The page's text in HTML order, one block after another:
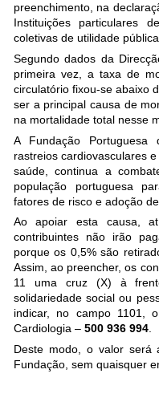
preenchimento, na
Instituições particulares
coletivas de utilidade
Segundo dados da
primeira vez, a taxa de
circulatório fixou-se abaixo
ser a principal causa de
na mortalidade total nesse
A Fundação Portuguesa
rastreios cardiovasculares
saúde, continua a
população portuguesa
fatores de risco e adoção
Ao apoiar esta causa,
contribuintes não irão
porque os 0,5% são
Assim, ao preencher, os
11 uma cruz (X) à
solidariedade social ou
indicar, no campo 1101,
Cardiologia – 500 936 994.
Deste modo, o valor será
Fundação, sem quaisquer